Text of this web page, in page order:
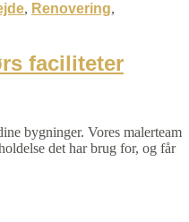
, Renovering,
faciliteter
bygninger. Vores malerteam
det har brug for, og får